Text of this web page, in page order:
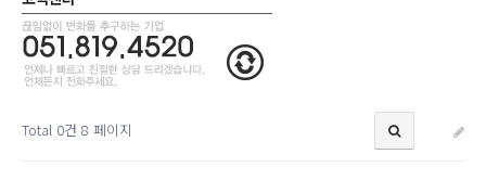
Total 0건 8 페이지